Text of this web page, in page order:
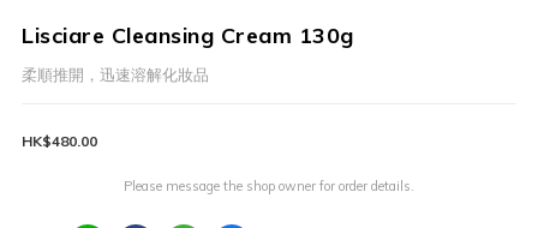
Lisciare Cleansing Cream 130g
柔順推開，迅速溶解化妝品
HK$480.00
Please message the shop owner for order details.